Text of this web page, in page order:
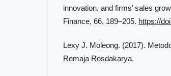
innovation, and firms’ sales
Finance, 66, 189–205. https://
Lexy J. Moleong. (2017).
Remaja Rosdakarya.